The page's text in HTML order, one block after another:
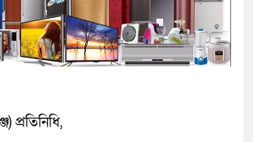
প্রতিনিধি,